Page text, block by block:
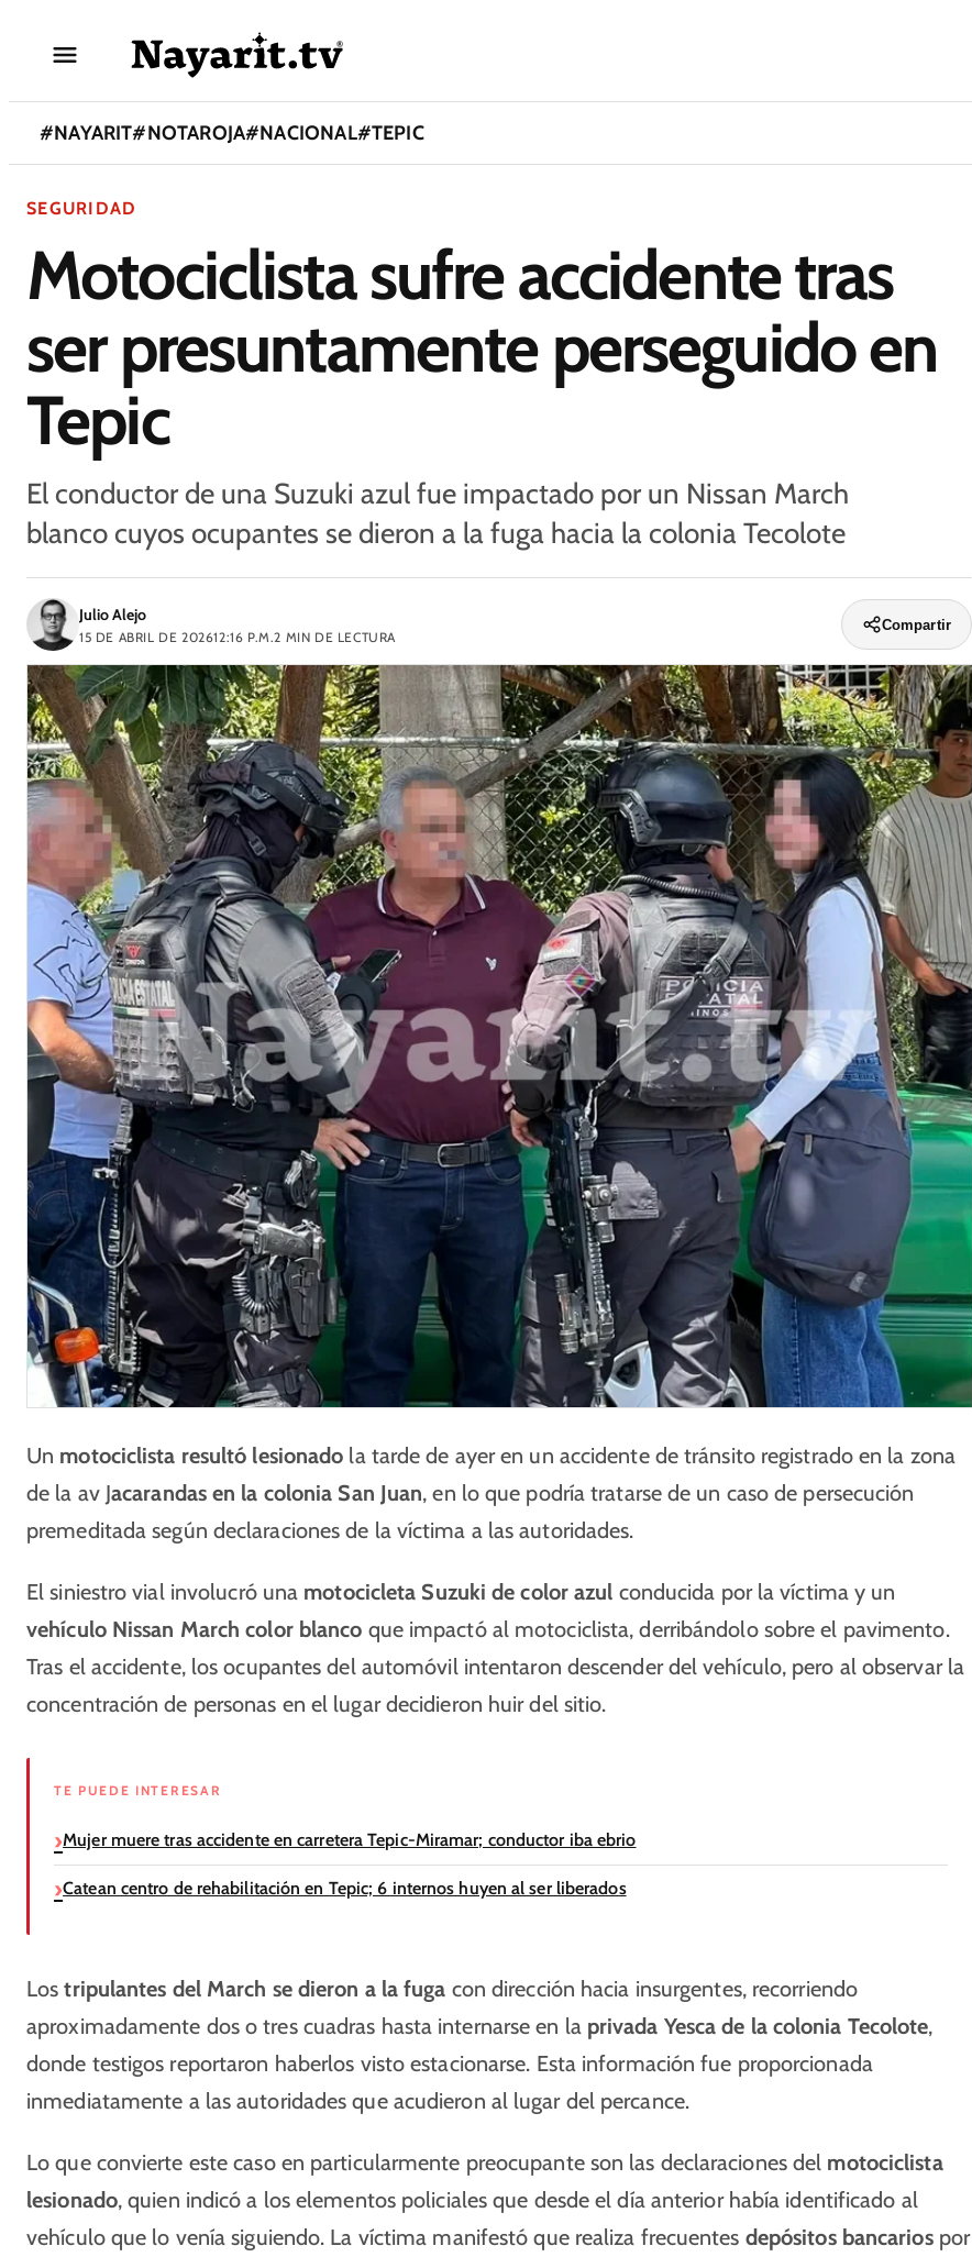
#NAYARIT#NOTAROJA#NACIONAL#TEPIC
SEGURIDAD
Motociclista sufre accidente tras
ser presuntamente perseguido en
Tepic
El conductor de una Suzuki azul fue impactado por un Nissan March
blanco cuyos ocupantes se dieron a la fuga hacia la colonia Tecolote
Julio Alejo
15 DE ABRIL DE 202612:16 P.M.2 MIN DE LECTURA
Compartir
Un motociclista resultó lesionado la tarde de ayer en un accidente de tránsito registrado en la zona
de la av Jacarandas en la colonia San Juan, en lo que podría tratarse de un caso de persecución
premeditada según declaraciones de la víctima a las autoridades.
El siniestro vial involucró una motocicleta Suzuki de color azul conducida por la víctima y un
vehículo Nissan March color blanco que impactó al motociclista, derribándolo sobre el pavimento.
Tras el accidente, los ocupantes del automóvil intentaron descender del vehículo, pero al observar la
concentración de personas en el lugar decidieron huir del sitio.
TE PUEDE INTERESAR
Mujer muere tras accidente en carretera Tepic-Miramar; conductor iba ebrio
Catean centro de rehabilitación en Tepic; 6 internos huyen al ser liberados
Lostripulantes del March se dieron a la fuga con dirección hacia insurgentes, recorriendo
aproximadamente dos o tres cuadras hasta internarse en la privada Yesca de la colonia Tecolote,
donde testigos reportaron haberlos visto estacionarse. Esta información fue proporcionada
inmediatamente a las autoridades que acudieron al lugar del percance.
Lo que convierte este caso en particularmente preocupante son las declaraciones del motociclista
lesionado, quien indicó a los elementos policiales que desde el día anterior había identificado al
vehículo que lo venía siguiendo. La víctima manifestó que realiza frecuentes depósitos bancariospor